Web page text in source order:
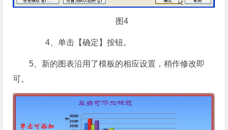
图4
4、单击【确定】按钮。
5、新的图表沿用了模板的相应设置，稍作修改即
可。